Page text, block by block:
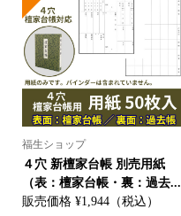
福生ショップ
４穴 新檀家台帳 別売用紙
（表：檀家台帳・裏：過去...
販売価格 ¥1,944（税込）